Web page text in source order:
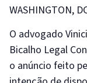
WASHINGTON,
O advogado
Bicalho Legal
o anúncio feito